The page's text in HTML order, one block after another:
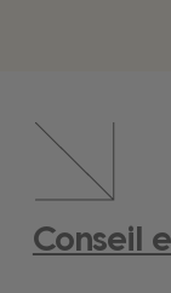
Conseil